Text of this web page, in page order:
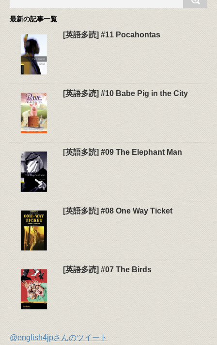
最新の記事一覧
[英語多読] #11 Pocahontas
[英語多読] #10 Babe Pig in the City
[英語多読] #09 The Elephant Man
[英語多読] #08 One Way Ticket
[英語多読] #07 The Birds
@english4jpさんのツイート